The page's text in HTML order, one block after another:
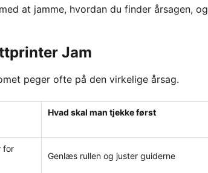
at jamme, hvordan du finder årsagen, og
Jam
peger ofte på den virkelige årsag.
Hvad skal man tjekke først
for
Genlæs rullen og juster guiderne